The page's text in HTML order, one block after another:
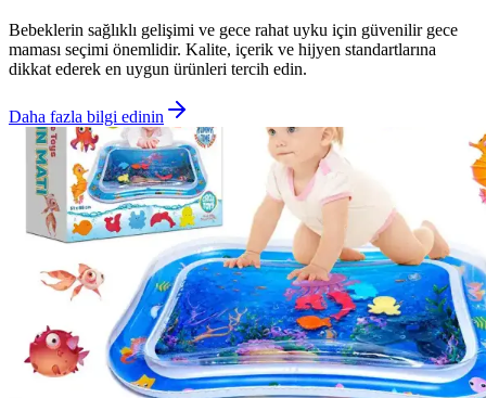
Bebeklerin sağlıklı gelişimi ve gece rahat uyku için güvenilir gece
maması seçimi önemlidir. Kalite, içerik ve hijyen standartlarına
dikkat ederek en uygun ürünleri tercih edin.
Daha fazla bilgi edinin